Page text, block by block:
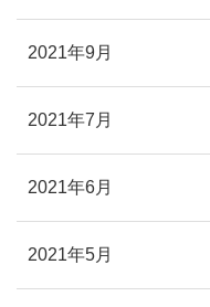
2021年9月
2021年7月
2021年6月
2021年5月